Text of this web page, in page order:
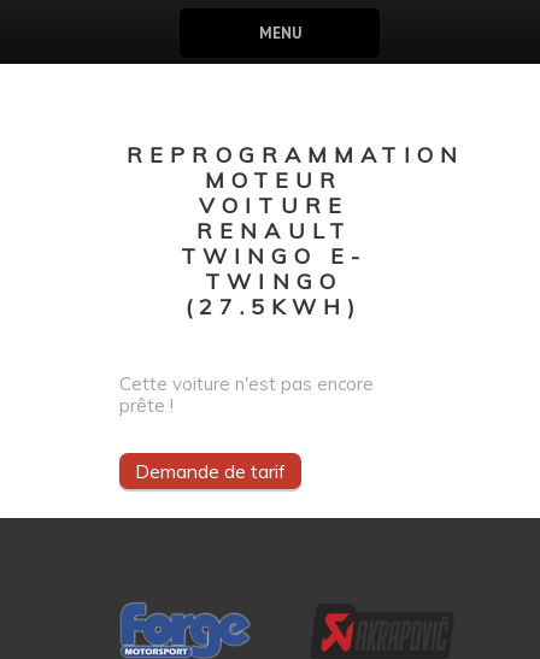
MENU
REPROGRAMMATION
MOTEUR
VOITURE
RENAULT
TWINGO E-
TWINGO
(27.5KWH)
Cette voiture n'est pas encore
prête !
Demande de tarif